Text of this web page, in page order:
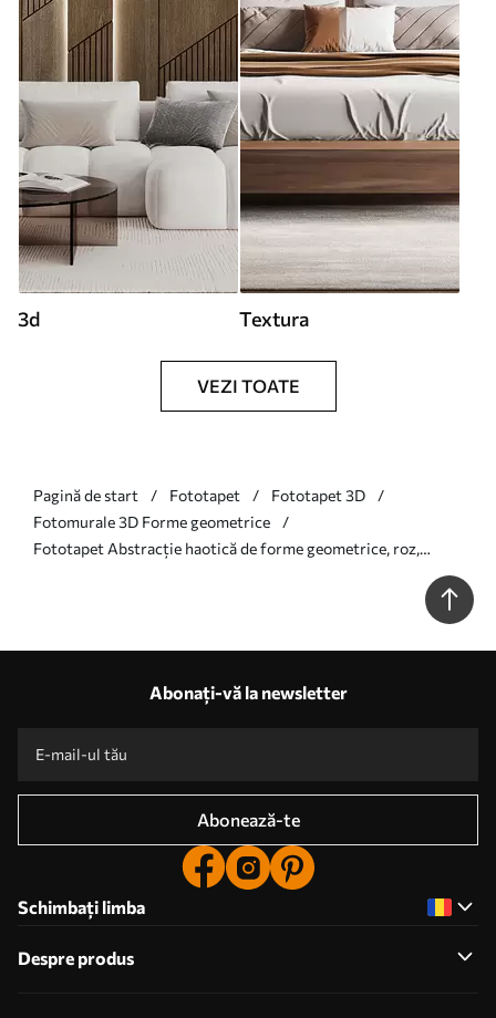
3d Textura
VEZI TOATE
Pagină de start Fototapet
Fototapet 3D
Fotomurale 3D Forme geometrice
Fototapet Abstracție haotică de forme geometrice, roz,
Abonați-vă la newsletter
Abonează-te
Schimbați limba
Despre produs